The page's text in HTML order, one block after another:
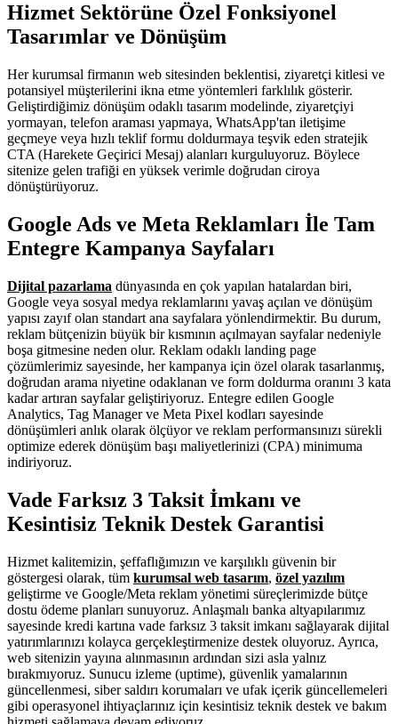
Hizmet Sektörüne Özel Fonksiyonel
Tasarımlar ve Dönüşüm
Her kurumsal firmanın web sitesinden beklentisi, ziyaretçi kitlesi ve
potansiyel müşterilerini ikna etme yöntemleri farklılık gösterir.
Geliştirdiğimiz dönüşüm odaklı tasarım modelinde, ziyaretçiyi
yormayan, telefon araması yapmaya, WhatsApp'tan iletişime
geçmeye veya hızlı teklif formu doldurmaya teşvik eden stratejik
CTA (Harekete Geçirici Mesaj) alanları kurguluyoruz. Böylece
sitenize gelen trafiği en yüksek verimle doğrudan ciroya
dönüştürüyoruz.
Google Ads ve Meta Reklamları İle Tam
Entegre Kampanya Sayfaları
Dijital pazarlama dünyasında en çok yapılan hatalardan biri,
Google veya sosyal medya reklamlarını yavaş açılan ve dönüşüm
yapısı zayıf olan standart ana sayfalara yönlendirmektir. Bu durum,
reklam bütçenizin büyük bir kısmının açılmayan sayfalar nedeniyle
boşa gitmesine neden olur. Reklam odaklı landing page
çözümlerimiz sayesinde, her kampanya için özel olarak tasarlanmış,
doğrudan arama niyetine odaklanan ve form doldurma oranını 3 kata
kadar artıran sayfalar geliştiriyoruz. Entegre edilen Google
Analytics, Tag Manager ve Meta Pixel kodları sayesinde
dönüşümleri anlık olarak ölçüyor ve reklam performansınızı sürekli
optimize ederek dönüşüm başı maliyetlerinizi (CPA) minimuma
indiriyoruz.
Vade Farksız 3 Taksit İmkanı ve
Kesintisiz Teknik Destek Garantisi
Hizmet kalitemizin, şeffaflığımızın ve karşılıklı güvenin bir
göstergesi olarak, tüm kurumsal web tasarım, özel yazılım
geliştirme ve Google/Meta reklam yönetimi süreçlerimizde bütçe
dostu ödeme planları sunuyoruz. Anlaşmalı banka altyapılarımız
sayesinde kredi kartına vade farksız 3 taksit imkanı sağlayarak dijital
yatırımlarınızı kolayca gerçekleştirmenize destek oluyoruz. Ayrıca,
web sitenizin yayına alınmasının ardından sizi asla yalnız
bırakmıyoruz. Sunucu izleme (uptime), güvenlik yamalarının
güncellenmesi, siber saldırı korumaları ve ufak içerik güncellemeleri
gibi operasyonel ihtiyaçlarınız için kesintisiz teknik destek ve bakım